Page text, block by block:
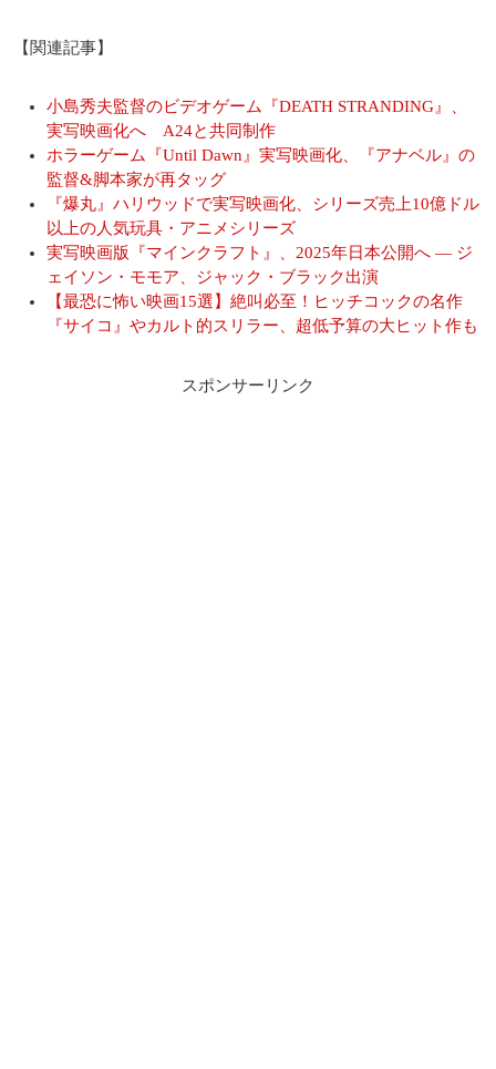
【関連記事】
小島秀夫監督のビデオゲーム『DEATH STRANDING』、
実写映画化へ A24と共同制作
ホラーゲーム『Until Dawn』実写映画化、『アナベル』の
監督&脚本家が再タッグ
『爆丸』ハリウッドで実写映画化、シリーズ売上10億ドル
以上の人気玩具・アニメシリーズ
実写映画版『マインクラフト』、2025年日本公開へ ― ジ
ェイソン・モモア、ジャック・ブラック出演
【最恐に怖い映画15選】絶叫必至！ヒッチコックの名作
『サイコ』やカルト的スリラー、超低予算の大ヒット作も
スポンサーリンク